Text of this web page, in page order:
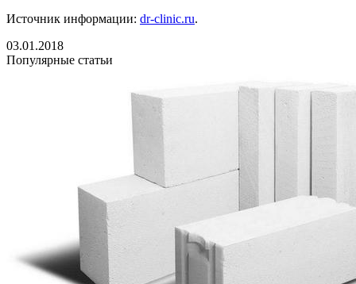
Источник информации: dr-clinic.ru.
03.01.2018
Популярные статьи